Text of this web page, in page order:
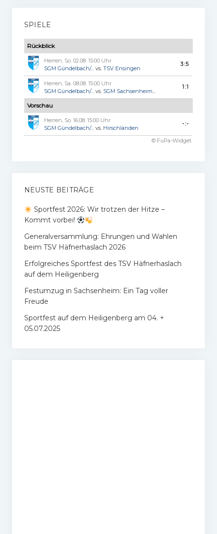
SPIELE
Rückblick
Herren, So. 02.08. 15:00 Uhr
SGM Gündelbach/...vs. TSV Ensingen
3:5
Herren, Sa. 08.08. 15:00 Uhr
SGM Gündelbach/...vs. SGM Sachsenheim...
1:1
Vorschau
Herren, So. 16.08. 15:00 Uhr
SGM Gündelbach/...vs. Hirschlanden
-:-
© FuPa-Widget
NEUSTE BEITRÄGE
Sportfest 2026: Wir trotzen der Hitze –
Kommt vorbei!
Generalversammlung: Ehrungen und Wahlen
beim TSV Häfnerhaslach 2026
Erfolgreiches Sportfest des TSV Häfnerhaslach
auf dem Heiligenberg
Festumzug in Sachsenheim: Ein Tag voller
Freude
Sportfest auf dem Heiligenberg am 04. +
05.07.2025